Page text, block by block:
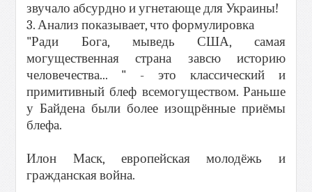
звучало абсурдно и угнетающе для Украины!
3. Анализ показывает, что формулировка
"Ради Бога, мыведь США, самая
могущественная страна завсю историю
человечества... " - это классический и
примитивный блеф всемогуществом. Раньше
у Байдена были более изощрённые приёмы
блефа.
Илон Маск, европейская молодёжь и
гражданская война.